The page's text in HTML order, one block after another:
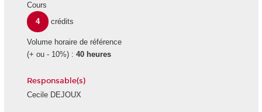
Cours
4
crédits
Volume horaire de référence
(+ ou - 10%) : 40 heures
Responsable(s)
Cecile DEJOUX